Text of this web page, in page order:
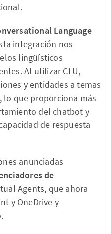
Language
integración nos
lingüísticos
Al utilizar CLU,
y entidades a temas
lo que proporciona más
del chatbot y
de respuesta
anunciadas
de
Agents, que ahora
y OneDrive y